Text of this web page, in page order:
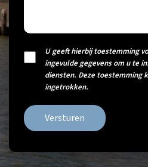
U geeft hierbij toestemming
ingevulde gegevens om u te
diensten. Deze toestemming
ingetrokken.
Versturen